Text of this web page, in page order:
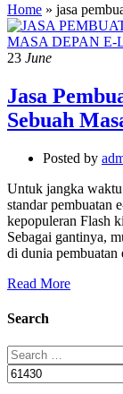
Home » jasa
23 June
Jasa
Sebuah
Posted by
Untuk jangka
standar pembuatan
kepopuleran Flash
Sebagai gantinya,
di dunia
Read More
Search
Search
for: